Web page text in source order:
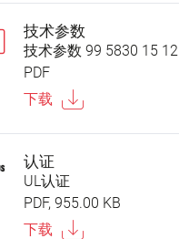
技术参数
技术参数 99 5830 15 12
PDF
下载
认证
UL认证
PDF, 955.00 KB
下载